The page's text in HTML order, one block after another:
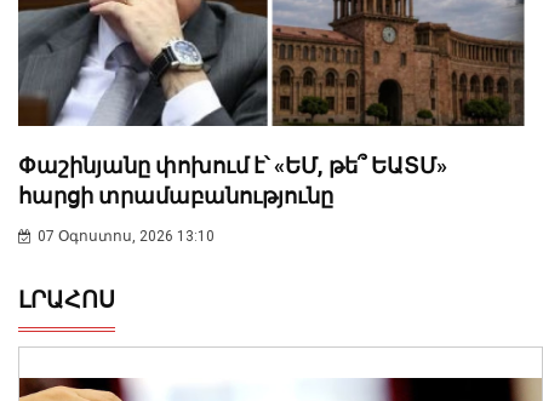
Փաշինյանը փոխում է՝ «ԵՄ, թե՞ ԵԱՏՄ»
հարցի տրամաբանությունը
07 Օգոստոս, 2026 13:10
ԼՐԱՀՈՍ